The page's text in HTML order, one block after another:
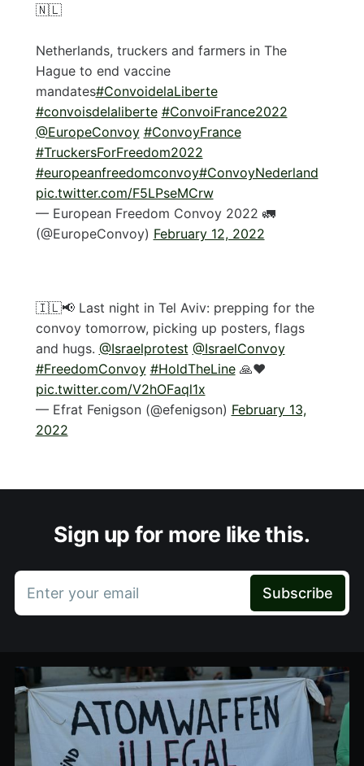
🇳🇱
Netherlands, truckers and farmers in The
Hague to end vaccine
mandates#ConvoidelaLiberte
#convoisdelaliberte #ConvoiFrance2022
@EuropeConvoy #ConvoyFrance
#TruckersForFreedom2022
#europeanfreedomconvoy#ConvoyNederland
pic.twitter.com/F5LPseMCrw
— European Freedom Convoy 2022 🚛
(@EuropeConvoy) February 12, 2022
🇮🇱📢 Last night in Tel Aviv: prepping for the
convoy tomorrow, picking up posters, flags
and hugs. @Israelprotest @IsraelConvoy
#FreedomConvoy #HoldTheLine🙏♥️
pic.twitter.com/V2hOFaql1x
— Efrat Fenigson (@efenigson) February 13,
2022
Sign up for more like this.
Enter your email Subscribe